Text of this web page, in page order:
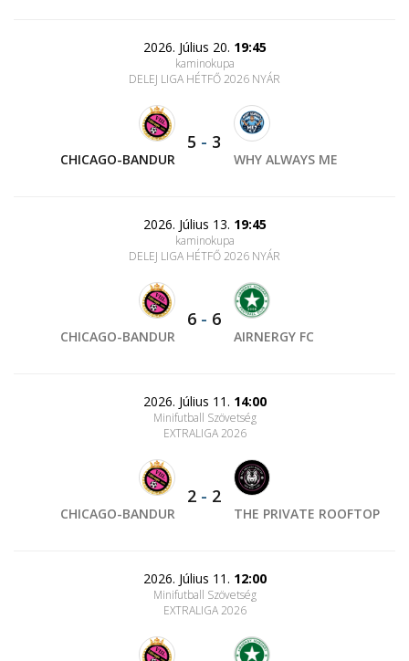
2026. Július 20. 19:45
kaminokupa
DELEJ LIGA HÉTFŐ 2026 NYÁR
CHICAGO-BANDUR
5 - 3
WHY ALWAYS ME
2026. Július 13. 19:45
kaminokupa
DELEJ LIGA HÉTFŐ 2026 NYÁR
CHICAGO-BANDUR
6 - 6
AIRNERGY FC
2026. Július 11. 14:00
Minifutball Szövetség
EXTRALIGA 2026
CHICAGO-BANDUR
2 - 2
THE PRIVATE ROOFTOP
2026. Július 11. 12:00
Minifutball Szövetség
EXTRALIGA 2026